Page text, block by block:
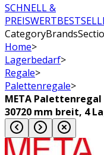
SCHNELL &
PREISWERT
Home>
Lagerbedarf>
Regale>
Palettenregale>
META
30720 mm breit, 4